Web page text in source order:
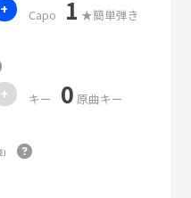
+ Capo 1 ★簡単弾き
+ キー 0 原曲キー